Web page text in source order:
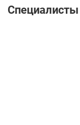
Специалисты